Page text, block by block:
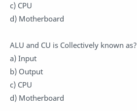
c) CPU
d) Motherboard
ALU and CU is Collectively known as?
a) Input
b) Output
c) CPU
d) Motherboard